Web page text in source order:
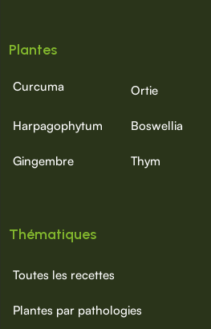
Plantes
Curcuma Ortie
Harpagophytum Boswellia
Gingembre Thym
Thématiques
Toutes les recettes
Plantes par pathologies